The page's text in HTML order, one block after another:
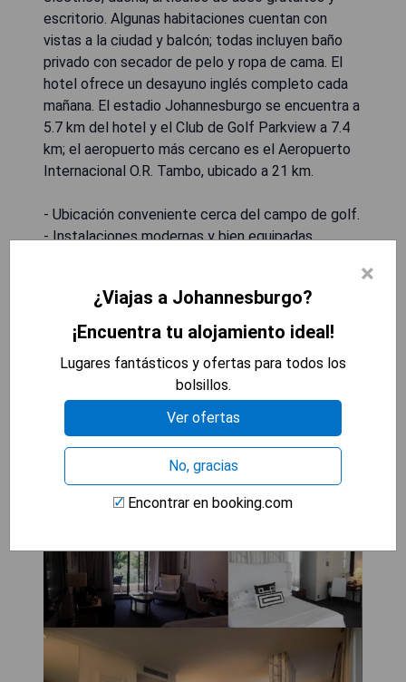
escritorio. Algunas habitaciones cuentan con
vistas a la ciudad y balcón; todas incluyen baño
privado con secador de pelo y ropa de cama. El
hotel ofrece un desayuno inglés completo cada
mañana. El estadio Johannesburgo se encuentra a
5.7 km del hotel y el Club de Golf Parkview a 7.4
km; el aeropuerto más cercano es el Aeropuerto
Internacional O.R. Tambo, ubicado a 21 km.
- Ubicación conveniente cerca del campo de golf.
- Instalaciones modernas y bien equipadas.
- Estacionamiento privado gratuito para los
huéspedes.
MOSTRAR PRECIOS
DAVINCI Hotel on Nelson
Mandela Square
×
¿Viajas a Johannesburgo?
¡Encuentra tu alojamiento ideal!
Lugares fantásticos y ofertas para todos los
bolsillos.
Ver ofertas
No, gracias
Encontrar en booking.com